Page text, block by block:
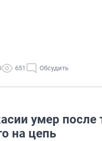
651 Обсудить
умер после
на цепь